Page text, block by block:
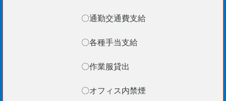
〇通勤交通費支給
〇各種手当支給
〇作業服貸出
〇オフィス内禁煙